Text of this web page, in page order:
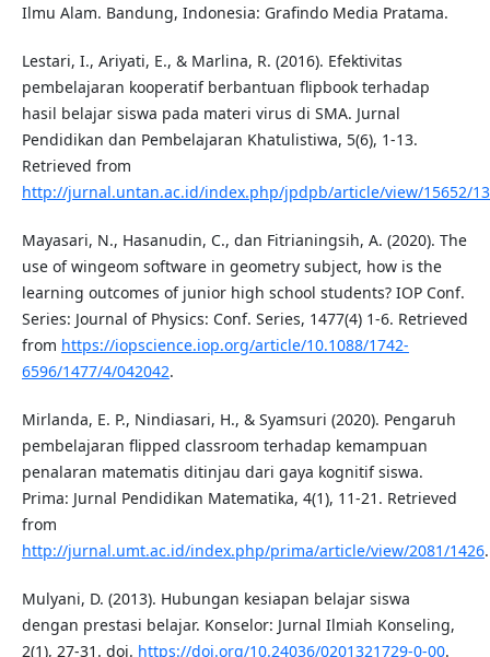
Ilmu Alam. Bandung, Indonesia: Grafindo Media Pratama.
Lestari, I., Ariyati, E., & Marlina, R. (2016). Efektivitas
pembelajaran kooperatif berbantuan flipbook terhadap
hasil belajar siswa pada materi virus di SMA. Jurnal
Pendidikan dan Pembelajaran Khatulistiwa, 5(6), 1-13.
Retrieved from
http://jurnal.untan.ac.id/index.php/jpdpb/article/view/15652/
Mayasari, N., Hasanudin, C., dan Fitrianingsih, A. (2020). The
use of wingeom software in geometry subject, how is the
learning outcomes of junior high school students? IOP Conf.
Series: Journal of Physics: Conf. Series, 1477(4) 1-6. Retrieved
from https://iopscience.iop.org/article/10.1088/1742-
6596/1477/4/042042.
Mirlanda, E. P., Nindiasari, H., & Syamsuri (2020). Pengaruh
pembelajaran flipped classroom terhadap kemampuan
penalaran matematis ditinjau dari gaya kognitif siswa.
Prima: Jurnal Pendidikan Matematika, 4(1), 11-21. Retrieved
from
http://jurnal.umt.ac.id/index.php/prima/article/view/2081/1426.
Mulyani, D. (2013). Hubungan kesiapan belajar siswa
dengan prestasi belajar. Konselor: Jurnal Ilmiah Konseling,
2(1), 27-31. doi. https://doi.org/10.24036/0201321729-0-00.